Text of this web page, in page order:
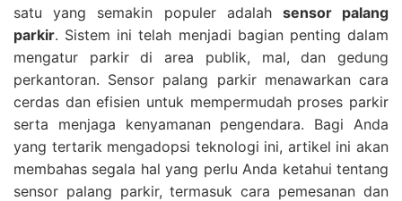
satu yang semakin populer adalah sensor palang
parkir. Sistem ini telah menjadi bagian penting dalam
mengatur parkir di area publik, mal, dan gedung
perkantoran. Sensor palang parkir menawarkan cara
cerdas dan efisien untuk mempermudah proses parkir
serta menjaga kenyamanan pengendara. Bagi Anda
yang tertarik mengadopsi teknologi ini, artikel ini akan
membahas segala hal yang perlu Anda ketahui tentang
sensor palang parkir, termasuk cara pemesanan dan